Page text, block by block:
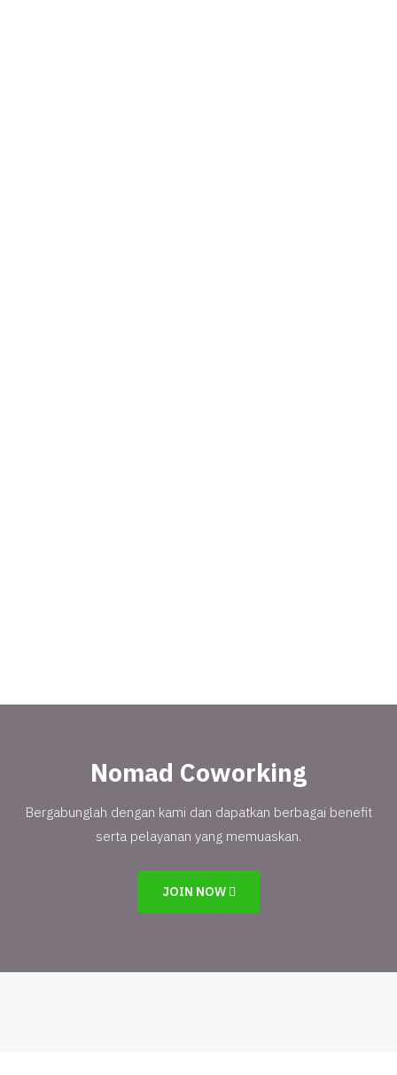
Nomad Coworking
Bergabunglah dengan kami dan dapatkan berbagai benefit
serta pelayanan yang memuaskan.
JOIN NOW